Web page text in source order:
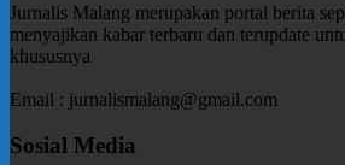
Jurnalis Malang merupakan portal berita
menyajikan kabar terbaru dan terupdate
khususnya
Email : jurnalismalang@gmail.com
Sosial Media